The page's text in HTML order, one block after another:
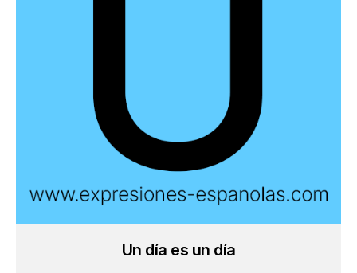
Un día es un día